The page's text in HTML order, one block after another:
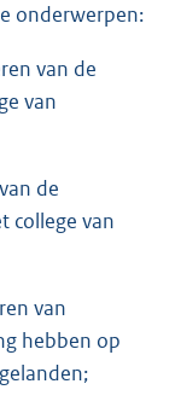
onderwerpen:
van de
van
de
college van
van
hebben op